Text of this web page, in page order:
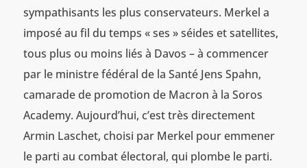
sympathisants les plus conservateurs. Merkel a
imposé au fil du temps « ses » séides et satellites,
tous plus ou moins liés à Davos – à commencer
par le ministre fédéral de la Santé Jens Spahn,
camarade de promotion de Macron à la Soros
Academy. Aujourd’hui, c’est très directement
Armin Laschet, choisi par Merkel pour emmener
le parti au combat électoral, qui plombe le parti.